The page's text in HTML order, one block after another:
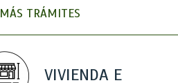
MÁS TRÁMITES
VIVIENDA E